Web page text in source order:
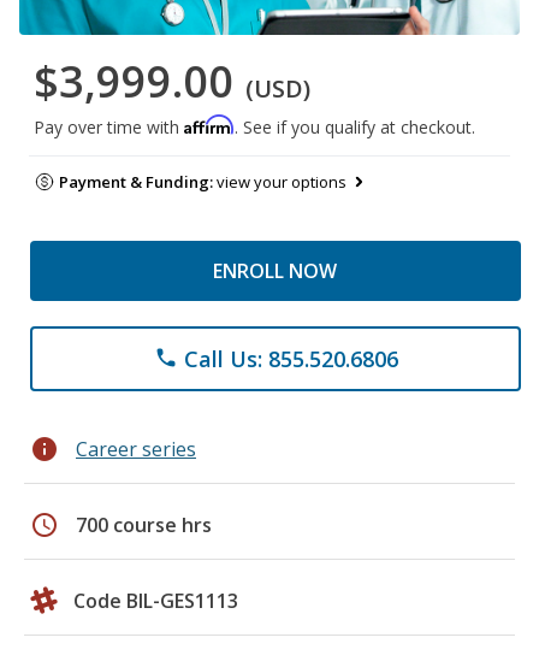
$3,999.00 (USD)
Pay over time with Affirm. See if you qualify at checkout.
Payment & Funding:view your options
ENROLL NOW
phone Call Us: 855.520.6806
info Career series
schedule 700 course hrs
Code BIL-GES1113